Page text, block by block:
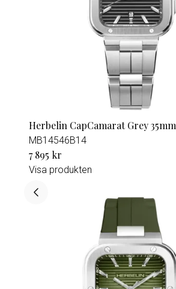
Herbelin CapCamarat Grey 35mm
MB14546B14
7 895 kr
Visa produkten